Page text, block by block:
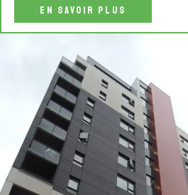
EN SAVOIR PLUS